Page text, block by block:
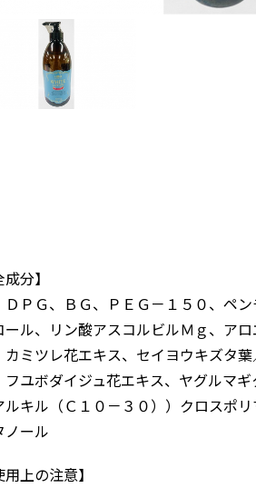
成分】
ＤＰＧ、ＢＧ、ＰＥＧ－１５０、ペ
ール、リン酸アスコルビルＭｇ、ア
カミツレ花エキス、セイヨウキズタ
フユボダイジュ花エキス、ヤグルマ
ルキル（Ｃ１０－３０））クロスポ
ノール
用上の注意】